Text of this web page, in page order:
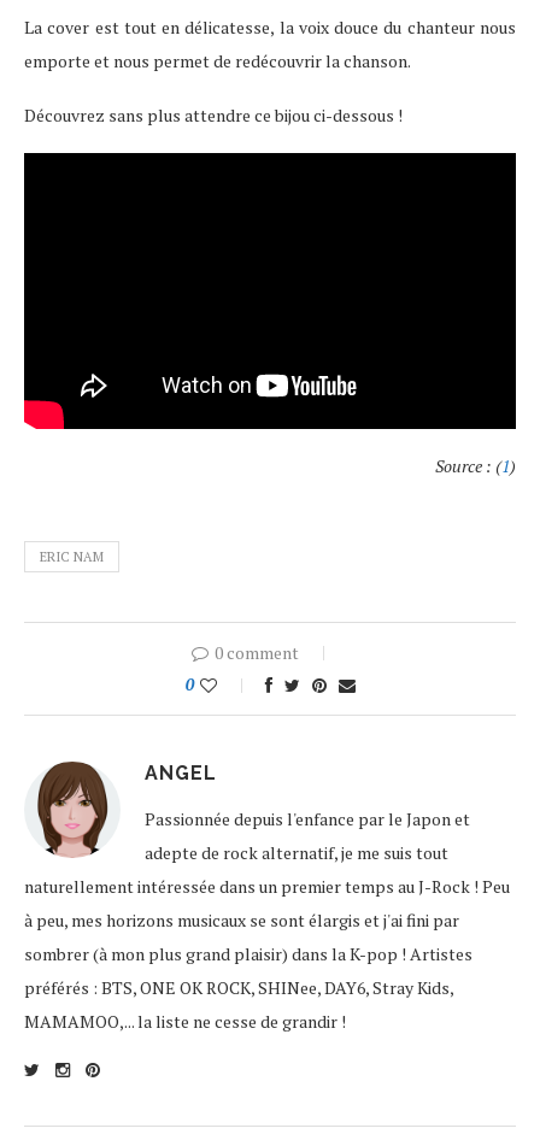
La cover est tout en délicatesse, la voix douce du chanteur nous
emporte et nous permet de redécouvrir la chanson.
Découvrez sans plus attendre ce bijou ci-dessous !
Source : (1)
ERIC NAM
0 comment
0
ANGEL
Passionnée depuis l'enfance par le Japon et
adepte de rock alternatif, je me suis tout
naturellement intéressée dans un premier temps au J-Rock ! Peu
à peu, mes horizons musicaux se sont élargis et j'ai fini par
sombrer (à mon plus grand plaisir) dans la K-pop ! Artistes
préférés : BTS, ONE OK ROCK, SHINee, DAY6, Stray Kids,
MAMAMOO,... la liste ne cesse de grandir !